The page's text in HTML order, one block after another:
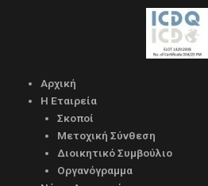
Αρχική
Η Εταιρεία
Σκοποί
Μετοχική Σύνθεση
Διοικητικό Συμβούλιο
Οργανόγραμμα